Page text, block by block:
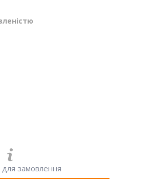
для замовлення